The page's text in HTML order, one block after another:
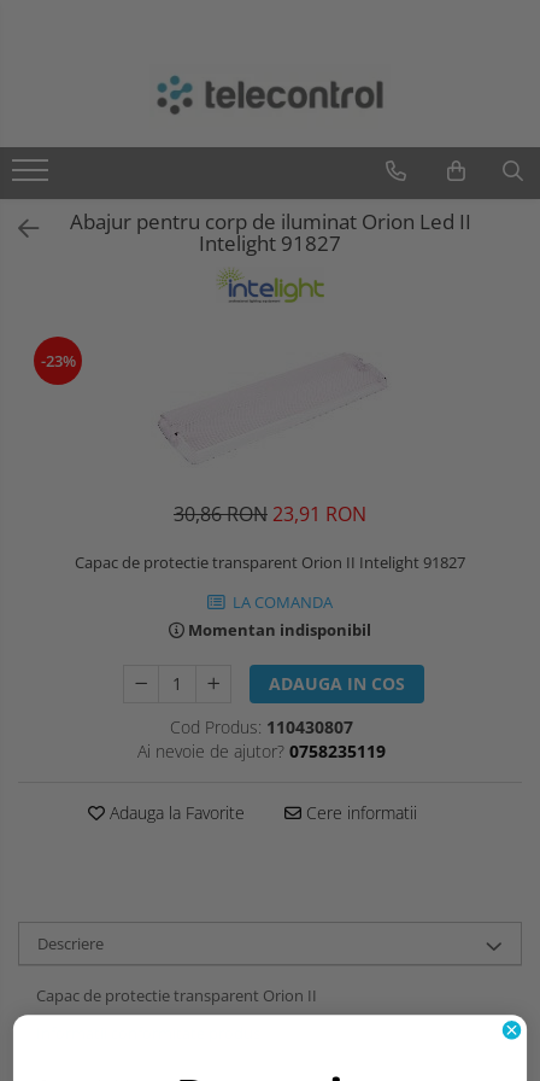
Teletask
Artsound
IntelightAbajur pentru corp de iluminat Orion Led II
Intelight 91827
-23%
30,86 RON 23,91 RON
Capac de protectie transparent Orion II Intelight 91827
LA COMANDA
Momentan indisponibil
ADAUGA IN COS
Cod Produs: 110430807
Ai nevoie de ajutor? 0758235119
Adauga la Favorite Cere informatii
Descriere
Capac de protectie transparent Orion II